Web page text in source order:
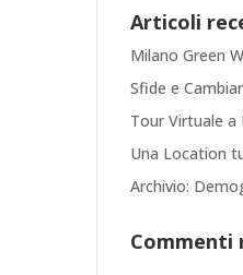
Articoli
Milano Green
Sfide e
Tour Virtuale a
Una Location
Archivio:
Commenti